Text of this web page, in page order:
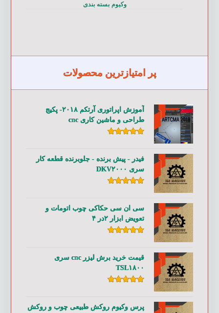
وکیوم بسته بندی
پر امتیازترین محصولات
آموزش اپراتوری آرتکم ۲۰۱۸- پکیج
طراحی و ماشین کاری cnc
فیدر - پیش برنده - جلوبرنده قطعه کار
سری DKV۲۰۰۰
سی ان سی حکاکی چوب اتومات و
تعویض ابزار ۲در ۴
قیمت خرید برش لیزر cnc سری
TSL۱۸۰۰
پرس وکیوم روکش طبیعی چوب و روکش